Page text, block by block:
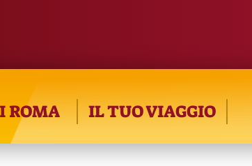
ROMA IL TUO VIAGGIO